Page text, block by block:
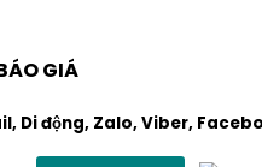
GIÁ
Di động, Zalo, Viber,